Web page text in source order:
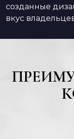
созданные
вкус